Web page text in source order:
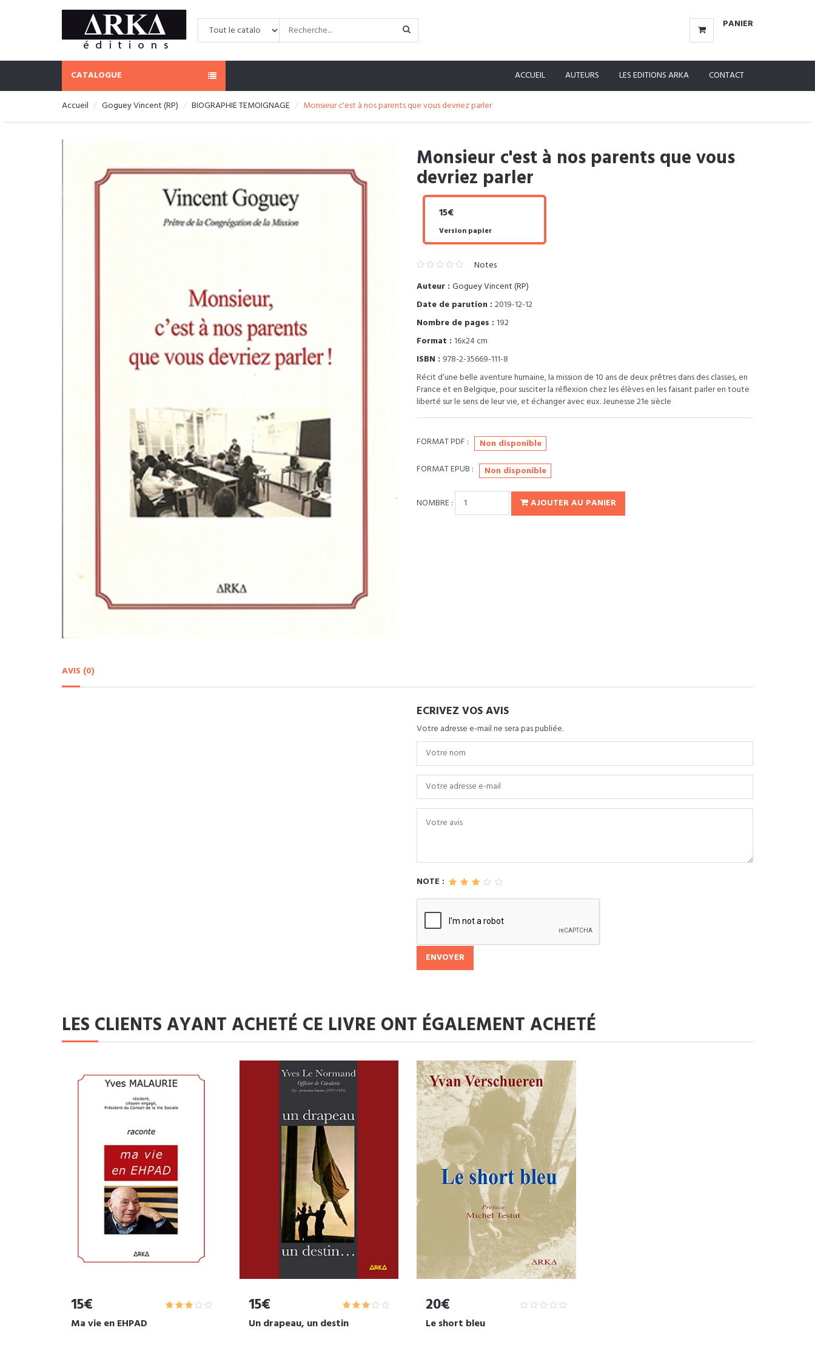
PANIER
CATALOGUE ACCUEIL AUTEURS LES EDITIONS ARKA CONTACT
Accueil Goguey Vincent (RP) BIOGRAPHIE TEMOIGNAGE Monsieur c'est à nos parents que vous devriez parler
Monsieur c'est à nos parents que vous
devriez parler
15€
Version papier
Notes
Auteur : Goguey Vincent (RP)
Date de parution : 2019-12-12
Nombre de pages : 192
Format : 16x24 cm
ISBN : 978-2-35669-111-8
Récit d’une belle aventure humaine, la mission de 10 ans de deux prêtres dans des classes, en
France et en Belgique, pour susciter la réflexion chez les élèves en les faisant parler en toute
liberté sur le sens de leur vie, et échanger avec eux. Jeunesse 21e siècle
FORMAT PDF :
Non disponible
FORMAT EPUB :
Non disponible
NOMBRE : AJOUTER AU PANIER
AVIS (0)
ECRIVEZ VOS AVIS
Votre adresse e-mail ne sera pas publiée.
NOTE :
ENVOYER
LES CLIENTS AYANT ACHETÉ CE LIVRE ONT ÉGALEMENT ACHETÉ
15€
Ma vie en EHPAD
15€
Un drapeau, un destin
20€
Le short bleu